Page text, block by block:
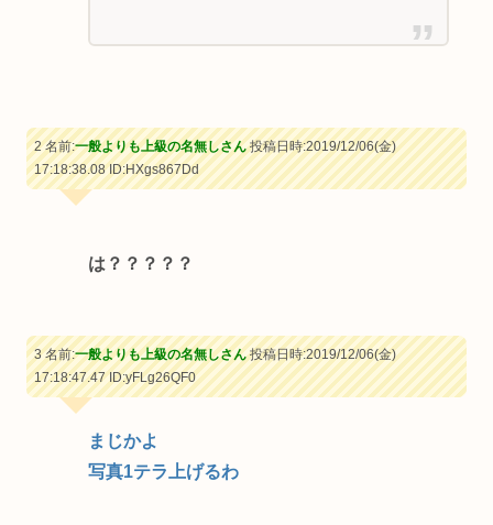
2 名前:一般よりも上級の名無しさん投稿日時:2019/12/06(金)
17:18:38.08ID:HXgs867Dd
は？？？？？
3 名前:一般よりも上級の名無しさん投稿日時:2019/12/06(金)
17:18:47.47ID:yFLg26QF0
まじかよ
写真1テラ上げるわ